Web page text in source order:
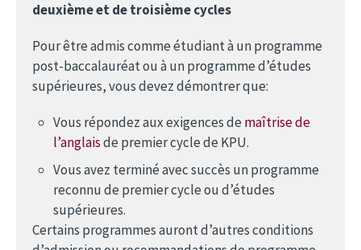
deuxième et de troisième cycles
Pour être admis comme étudiant à un programme
post-baccalauréat ou à un programme d’études
supérieures, vous devez démontrer que:
Vous répondez aux exigences de maîtrise de
l’anglaisde premier cycle de KPU.
Vous avez terminé avec succès un programme
reconnu de premier cycle ou d’études
supérieures.
Certains programmes auront d’autres conditions